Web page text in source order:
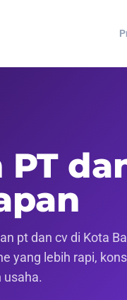
pt dan cv di Kota
yang lebih rapi,